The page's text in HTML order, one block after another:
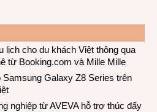
lịch cho du khách Việt thông qua
từ Booking.com và Mille Mille
Galaxy Z8 Series trên
nghiệp từ AVEVA hỗ trợ thúc đẩy